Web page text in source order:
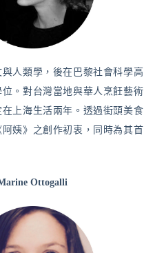
人類學，後在巴黎社會科學高
。對台灣當地與華人烹飪藝術
上海生活兩年。透過街頭美食
姨》之創作初衷，同時為其首
Ottogalli